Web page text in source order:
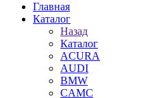
Главная
Каталог
Назад
Каталог
ACURA
AUDI
BMW
CAMC